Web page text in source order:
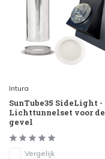
Intura
SunTube35 SideLight -
Lichttunnelset voor de
gevel
Vergelijk